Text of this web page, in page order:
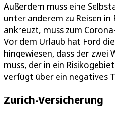
Außerdem muss eine
unter anderem zu Reisen in
ankreuzt, muss zum
Vor dem Urlaub hat Ford
hingewiesen, dass der zwei
muss, der in ein
verfügt über ein negatives
Zurich-Versicherung